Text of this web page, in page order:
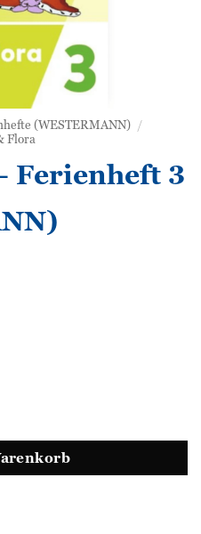
(WESTERMANN) /
Flora
Ferienheft 3
Menge